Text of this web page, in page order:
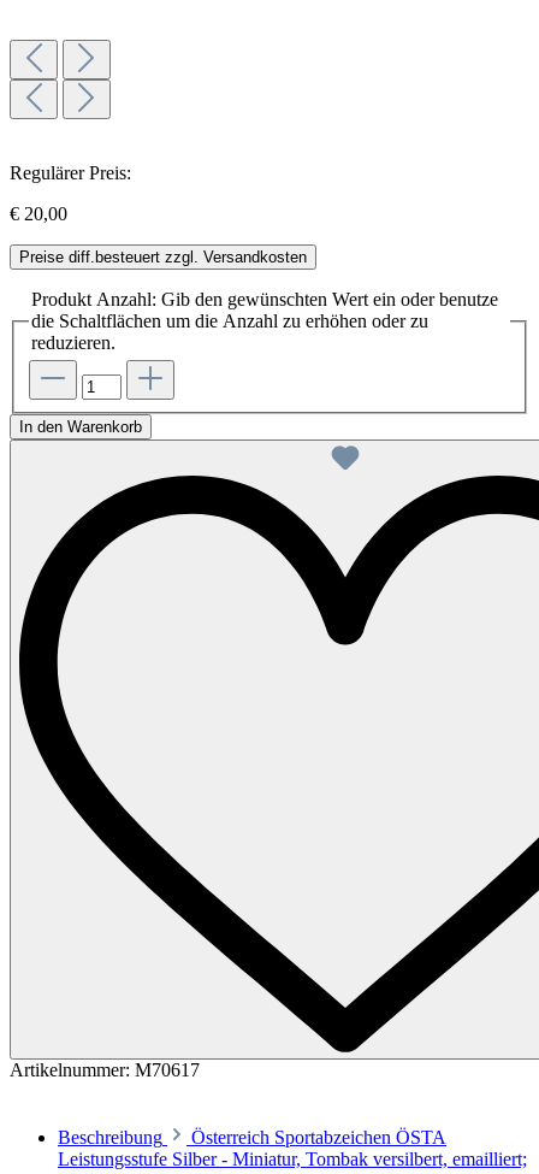
Regulärer Preis:
€ 20,00
Preise diff.besteuert zzgl. Versandkosten
Produkt Anzahl: Gib den gewünschten Wert ein oder benutze
die Schaltflächen um die Anzahl zu erhöhen oder zu
reduzieren.
In den Warenkorb
Artikelnummer: M70617
Beschreibung
Österreich Sportabzeichen ÖSTA
Leistungsstufe Silber - Miniatur, Tombak versilbert, emailliert;